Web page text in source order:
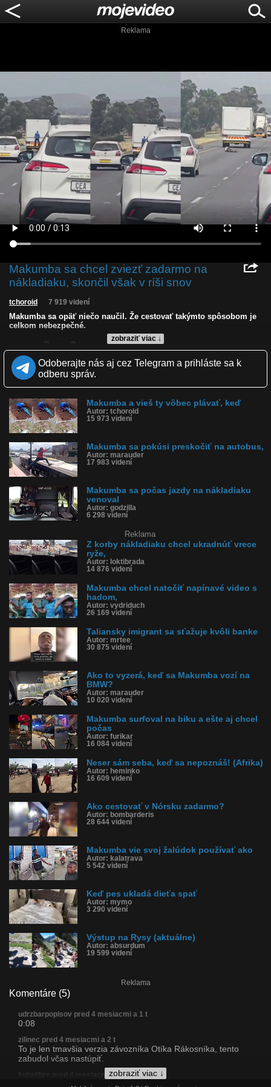
Reklama
Makumba sa chcel zviezť zadarmo na
nákladiaku, skončil však v ríši snov
zobraziť viac ↓
tchoroid 7 919 videní
Makumba sa opäť niečo naučil. Že cestovať takýmto spôsobom je
celkom nebezpečné.
Zverejnené: 25.3.2026 15:34
Páči sa: 91% (11 hlasov)
Obľúbené: 0
Komentárov: 5
Kategória: šokujúce
Tagy: padol na cestu, zdrbal sa na cestu, padol na hubu, ko, k.o,
zdrbal sa, viezol sa na aute, černoch
História sledovanosti videa:
Odoberajte nás aj cez Telegram a prihláste sa k
odberu správ.
Makumba a vieš ty vôbec plávať, keď
Autor: tchoroid
15 973 videní
Makumba sa pokúsi preskočiť na autobus,
Autor: marauder
17 983 videní
Makumba sa počas jazdy na nákladiaku
venoval
Autor: godzilla
6 298 videní
Reklama
Z korby nákladiaku chcel ukradnúť vrece
ryže,
Autor: loktibrada
14 876 videní
Makumba chcel natočiť napínavé video s
hadom,
Autor: vydriduch
26 169 videní
Taliansky imigrant sa sťažuje kvôli banke
Autor: mrtee
30 875 videní
Ako to vyzerá, keď sa Makumba vozí na
BMW?
Autor: marauder
10 020 videní
Makumba surfoval na biku a ešte aj chcel
počas
Autor: furikar
16 084 videní
Neser sám seba, keď sa nepoznáš! (Afrika)
Autor: heminko
16 609 videní
Ako cestovať v Nórsku zadarmo?
Autor: bombarderis
28 644 videní
Makumba vie svoj žalúdok používať ako
Autor: kalatrava
5 542 videní
Keď pes ukladá dieťa spať
Autor: mymo
3 290 videní
Výstup na Rysy (aktuálne)
Autor: absurdum
19 599 videní
Reklama
Komentáre (5)
zobraziť viac ↓
udrzbarpopisov pred 4 mesiacmi a 1 t
0:08
zilinec pred 4 mesiacmi a 2 t
To je len tmavšia verzia závozníka Otíka Rákosníka, tento
zabudol včas nastúpiť.
kubalibre pred 4 mesiacmi a 2 t
Ztratil boty. Je po něm 😊😊😊